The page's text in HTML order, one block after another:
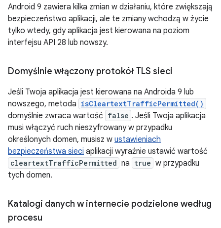
Android 9 zawiera kilka zmian w działaniu, które zwiększają
bezpieczeństwo aplikacji, ale te zmiany wchodzą w życie
tylko wtedy, gdy aplikacja jest kierowana na poziom
interfejsu API 28 lub nowszy.
Domyślnie włączony protokół TLS sieci
Jeśli Twoja aplikacja jest kierowana na Androida 9 lub
nowszego, metoda isCleartextTrafficPermitted()
domyślnie zwraca wartość false . Jeśli Twoja aplikacja
musi włączyć ruch nieszyfrowany w przypadku
określonych domen, musisz w ustawieniach
bezpieczeństwa sieci aplikacji wyraźnie ustawić wartość
cleartextTrafficPermitted na true w przypadku
tych domen.
Katalogi danych w internecie podzielone według
procesu